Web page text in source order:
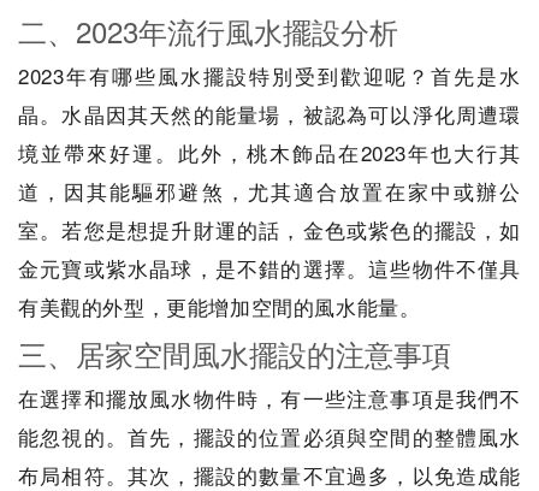
二、2023年流行風水擺設分析
2023年有哪些風水擺設特別受到歡迎呢？首先是水
晶。水晶因其天然的能量場，被認為可以淨化周遭環
境並帶來好運。此外，桃木飾品在2023年也大行其
道，因其能驅邪避煞，尤其適合放置在家中或辦公
室。若您是想提升財運的話，金色或紫色的擺設，如
金元寶或紫水晶球，是不錯的選擇。這些物件不僅具
有美觀的外型，更能增加空間的風水能量。
三、居家空間風水擺設的注意事項
在選擇和擺放風水物件時，有一些注意事項是我們不
能忽視的。首先，擺設的位置必須與空間的整體風水
布局相符。其次，擺設的數量不宜過多，以免造成能